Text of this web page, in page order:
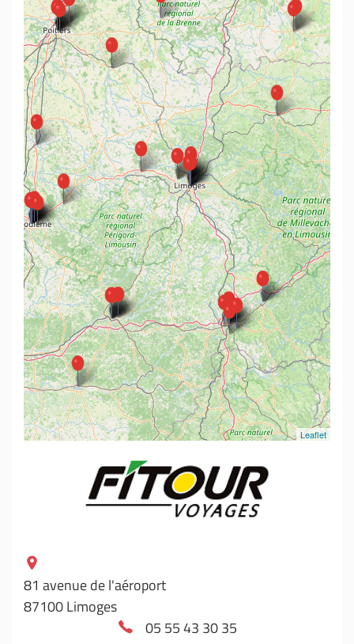
Leaflet
81 avenue de l'aéroport
87100 Limoges
05 55 43 30 35